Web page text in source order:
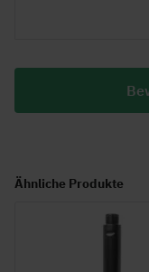
Ähnliche Produkte